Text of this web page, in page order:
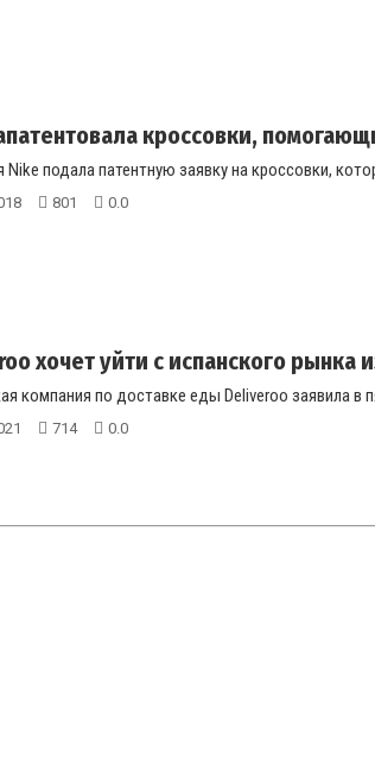
кроссовки,
Nike подала патентную заявку на кроссовки,
801 0.0
хочет уйти с испанского рынка
компания по доставке еды Deliveroo заявила
714 0.0